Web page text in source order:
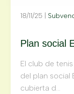
18/11/25
Plan social
El club de
del plan social
cubierta d...